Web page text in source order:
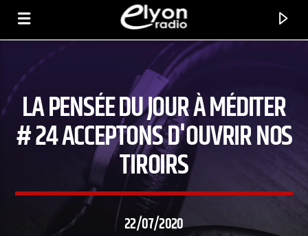
RADIO ELYON
POSITIVE ET ENCOURAGEANTE !
LA PENSÉE DU JOUR À MÉDITER
# 24 ACCEPTONS D'OUVRIR NOS
TIROIRS
22/07/2020